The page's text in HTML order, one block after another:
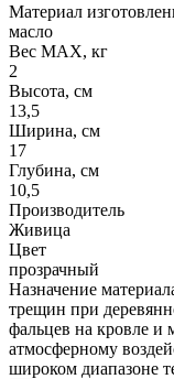
Материал
масло
Вес МАХ, кг
2
Высота, см
13,5
Ширина, см
17
Глубина, см
10,5
Производитель
Живица
Цвет
прозрачный
Назначение
трещин при
фальцев на кровле
атмосферному
широком диапазоне